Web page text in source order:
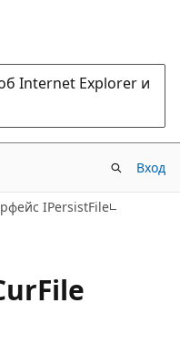
Internet Explorer и
Вход
IPersistFile